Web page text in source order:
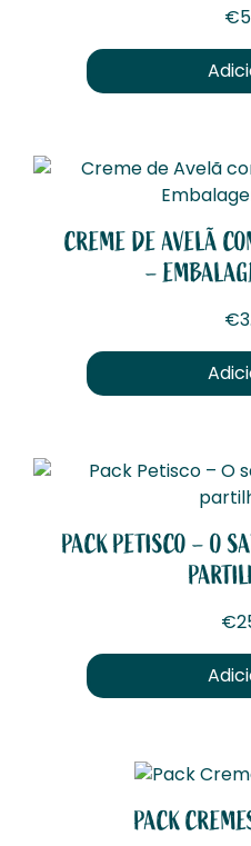
€
CREME DE AVELÃ
–
€
PACK PETISCO – O
€
PACK